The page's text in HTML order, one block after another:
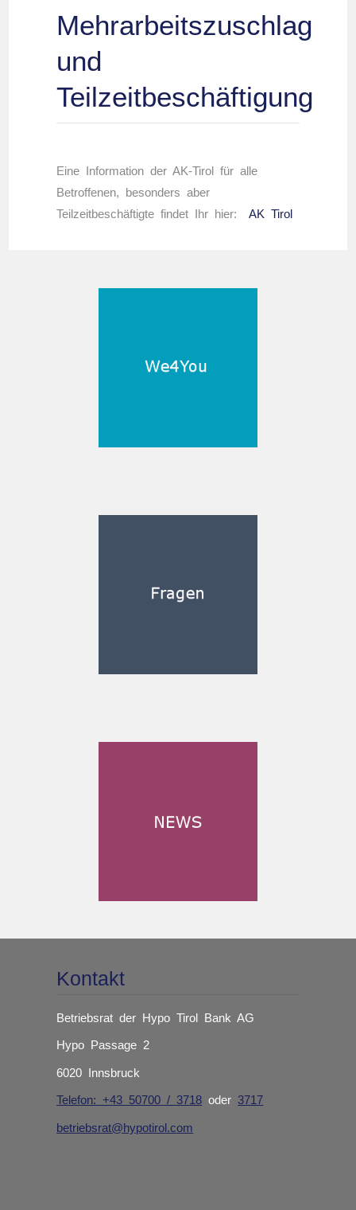
Mehrarbeitszuschlag
und
Teilzeitbeschäftigung
Eine Information der AK-Tirol für alle
Betroffenen, besonders aber
Teilzeitbeschäftigte findet Ihr hier:AK Tirol
Kontakt
Betriebsrat der Hypo Tirol Bank AG
Hypo Passage 2
6020 Innsbruck
Telefon: +43 50700 / 3718 oder3717
betriebsrat@hypotirol.com